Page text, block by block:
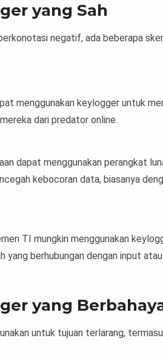
yang Sah
negatif, ada beberapa
menggunakan keylogger untuk
dari predator online.
dapat menggunakan perangkat
kebocoran data, biasanya
TI mungkin menggunakan
yang berhubungan dengan input
yang
untuk tujuan terlarang,